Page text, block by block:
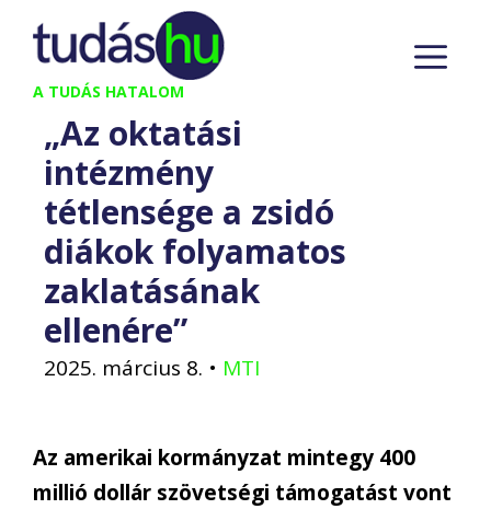
Kilépés
tartalomba
A TUDÁS HATALOM
„Az oktatási
intézmény
tétlensége a zsidó
diákok folyamatos
zaklatásának
ellenére”
2025. március 8. • MTI
Az amerikai kormányzat mintegy 400
millió dollár szövetségi támogatást vont